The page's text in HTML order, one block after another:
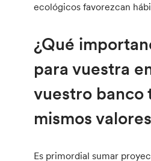
ecológicos favorezcan
¿Qué
para vuestra
vuestro banco
mismos
Es primordial sumar